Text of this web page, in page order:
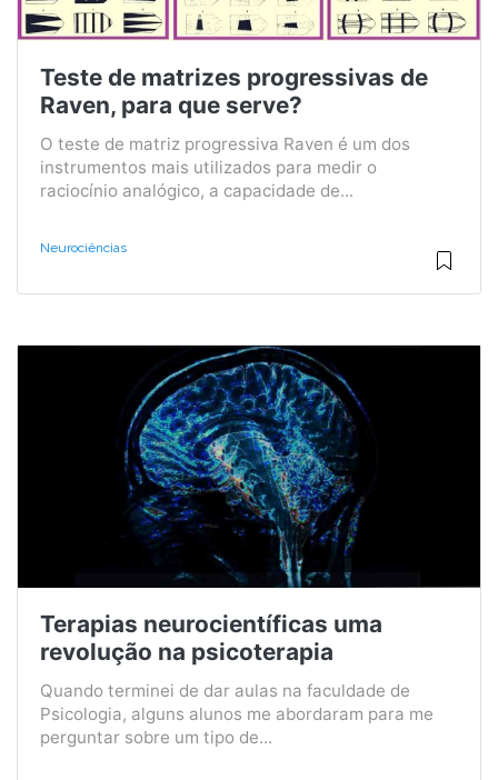
Teste de matrizes progressivas de
Raven, para que serve?
O teste de matriz progressiva Raven é um dos
instrumentos mais utilizados para medir o
raciocínio analógico, a capacidade de...
Neurociências
Terapias neurocientíficas uma
revolução na psicoterapia
Quando terminei de dar aulas na faculdade de
Psicologia, alguns alunos me abordaram para me
perguntar sobre um tipo de...